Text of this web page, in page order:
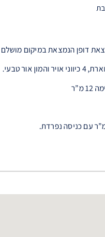
דופן הנמצאת במיקום
אור טבעי.